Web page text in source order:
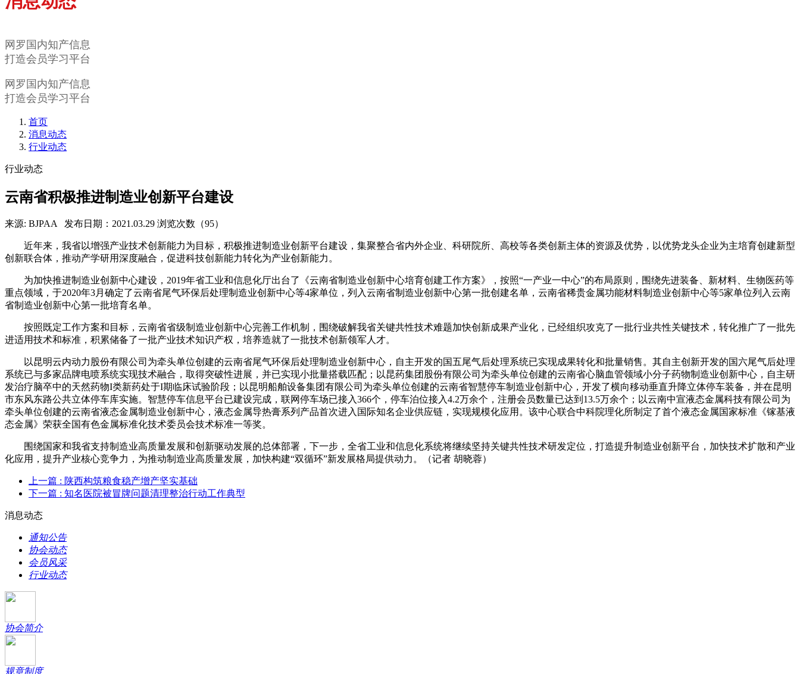
网罗国内知产信息
打造会员学习平台
网罗国内知产信息
打造会员学习平台
首页
消息动态
行业动态
行业动态
云南省积极推进制造业创新平台建设
来源: BJPAA 发布日期：2021.03.29 浏览次数（95）
近年来，我省以增强产业技术创新能力为目标，积极推进制造业创新平台建设，集聚整合省内外企业、科研院所、高校等各类创新主体的资源及优势，以优势龙头企业为主培育创建新型
创新联合体，推动产学研用深度融合，促进科技创新能力转化为产业创新能力。
为加快推进制造业创新中心建设，2019年省工业和信息化厅出台了《云南省制造业创新中心培育创建工作方案》，按照“一产业一中心”的布局原则，围绕先进装备、新材料、生物医药等
重点领域，于2020年3月确定了云南省尾气环保后处理制造业创新中心等4家单位，列入云南省制造业创新中心第一批创建名单，云南省稀贵金属功能材料制造业创新中心等5家单位列入云南
省制造业创新中心第一批培育名单。
按照既定工作方案和目标，云南省省级制造业创新中心完善工作机制，围绕破解我省关键共性技术难题加快创新成果产业化，已经组织攻克了一批行业共性关键技术，转化推广了一批先
进适用技术和标准，积累储备了一批产业技术知识产权，培养造就了一批技术创新领军人才。
以昆明云内动力股份有限公司为牵头单位创建的云南省尾气环保后处理制造业创新中心，自主开发的国五尾气后处理系统已实现成果转化和批量销售。其自主创新开发的国六尾气后处理
系统已与多家品牌电喷系统实现技术融合，取得突破性进展，并已实现小批量搭载匹配；以昆药集团股份有限公司为牵头单位创建的云南省心脑血管领域小分子药物制造业创新中心，自主研
发治疗脑卒中的天然药物I类新药处于I期临床试验阶段；以昆明船舶设备集团有限公司为牵头单位创建的云南省智慧停车制造业创新中心，开发了横向移动垂直升降立体停车装备，并在昆明
市东风东路公共立体停车库实施。智慧停车信息平台已建设完成，联网停车场已接入366个，停车泊位接入4.2万余个，注册会员数量已达到13.5万余个；以云南中宣液态金属科技有限公司为
牵头单位创建的云南省液态金属制造业创新中心，液态金属导热膏系列产品首次进入国际知名企业供应链，实现规模化应用。该中心联合中科院理化所制定了首个液态金属国家标准《镓基液
态金属》荣获全国有色金属标准化技术委员会技术标准一等奖。
围绕国家和我省支持制造业高质量发展和创新驱动发展的总体部署，下一步，全省工业和信息化系统将继续坚持关键共性技术研发定位，打造提升制造业创新平台，加快技术扩散和产业
化应用，提升产业核心竞争力，为推动制造业高质量发展，加快构建“双循环”新发展格局提供动力。（记者 胡晓蓉）
上一篇 : 陕西构筑粮食稳产增产坚实基础
下一篇 : 知名医院被冒牌问题清理整治行动工作典型
消息动态
通知公告
协会动态
会员风采
行业动态
协会简介
规章制度